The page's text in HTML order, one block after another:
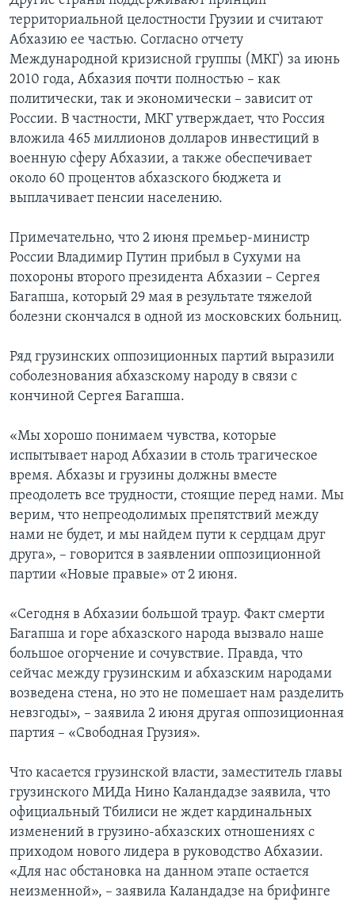
территориальной целостности Грузии и считают
Абхазию ее частью. Согласно отчету
Международной кризисной группы (МКГ) за июнь
2010 года, Абхазия почти полностью – как
политически, так и экономически – зависит от
России. В частности, МКГ утверждает, что Россия
вложила 465 миллионов долларов инвестиций в
военную сферу Абхазии, а также обеспечивает
около 60 процентов абхазского бюджета и
выплачивает пенсии населению.
Примечательно, что 2 июня премьер-министр
России Владимир Путин прибыл в Сухуми на
похороны второго президента Абхазии – Сергея
Багапша, который 29 мая в результате тяжелой
болезни скончался в одной из московских больниц.
Ряд грузинских оппозиционных партий выразили
соболезнования абхазскому народу в связи с
кончиной Сергея Багапша.
«Мы хорошо понимаем чувства, которые
испытывает народ Абхазии в столь трагическое
время. Абхазы и грузины должны вместе
преодолеть все трудности, стоящие перед нами. Мы
верим, что непреодолимых препятствий между
нами не будет, и мы найдем пути к сердцам друг
друга», – говорится в заявлении оппозиционной
партии «Новые правые» от 2 июня.
«Сегодня в Абхазии большой траур. Факт смерти
Багапша и горе абхазского народа вызвало наше
большое огорчение и сочувствие. Правда, что
сейчас между грузинским и абхазским народами
возведена стена, но это не помешает нам разделить
невзгоды», – заявила 2 июня другая оппозиционная
партия – «Свободная Грузия».
Что касается грузинской власти, заместитель главы
грузинского МИДа Нино Каландадзе заявила, что
официальный Тбилиси не ждет кардинальных
изменений в грузино-абхазских отношениях с
приходом нового лидера в руководство Абхазии.
«Для нас обстановка на данном этапе остается
неизменной», – заявила Каландадзе на брифинге